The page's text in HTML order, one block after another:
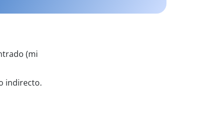
(mi
indirecto.